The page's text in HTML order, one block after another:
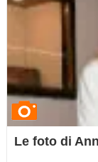
Le foto di